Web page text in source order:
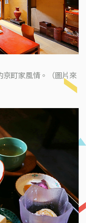
京町家風情。（圖片來